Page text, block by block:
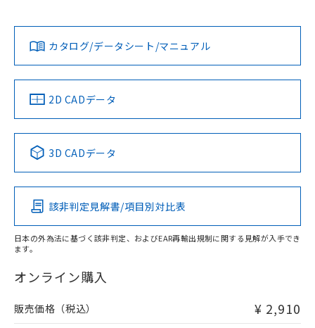
ダウンロードデータをご利用いただく前に、以下を必ずお読
みください。
ソフトウェアの使用条件
対応済み
中国 RoHS 注意事項・凡例
Pb Hg Cd Cr(VI)
O
在庫等で未対応品が混在する可能性があります。
問い合わせください。
LR型式承認
（イギリス
船舶規格）
DNV型式承認
（ノルウェー
BV型式承認
（フランス
KR型式
（韓国
No No No No
この製品の規格認証/適合状況ページへ
その他の認証はこちらのページからご検索ください
カタログ/データシート/マニュアル
2D CADデータ
3D CADデータ
該非判定見解書/項目別対比表
日本の外為法に基づく該非判定、およびEAR再輸出規制に関する見解が入手でき
ます。
オンライン購入
販売価格（税込） ¥ 2,910